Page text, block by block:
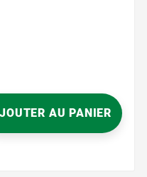
pour fonctionner
les références HP
une solution simple et
AU PANIER